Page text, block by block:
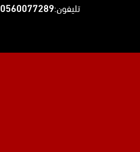
تليفون:0560077289